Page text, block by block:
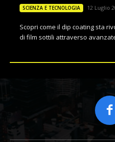
SCIENZA E TECNOLOGIA 12 Luglio
Scopri come il dip coating sta
di film sottili attraverso